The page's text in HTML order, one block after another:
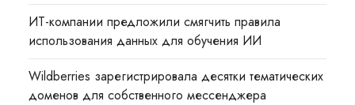
ИТ-компании предложили смягчить правила
использования данных для обучения ИИ
Wildberries зарегистрировала десятки тематических
доменов для собственного мессенджера